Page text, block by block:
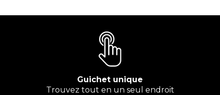
Guichet unique
Trouvez tout en un seul endroit